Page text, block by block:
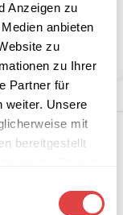
Anzeigen zu
anbieten
zu
zu Ihrer
Partner für
weiter. Unsere
mit
bereitgestellt